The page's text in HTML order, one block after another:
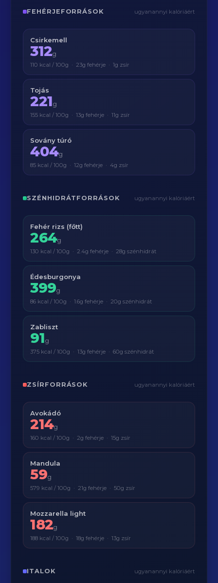
FEHÉRJEFORRÁSOK ugyanannyi kalóriáért
Csirkemell
312g
110 kcal / 100g · 23g fehérje · 1g zsír
Tojás
221g
155 kcal / 100g · 13g fehérje · 11g zsír
Sovány túró
404g
85 kcal / 100g · 12g fehérje · 4g zsír
SZÉNHIDRÁTFORRÁSOK ugyanannyi kalóriáért
Fehér rizs (főtt)
264g
130 kcal / 100g · 2.4g fehérje · 28g szénhidrát
Édesburgonya
399g
86 kcal / 100g · 1.6g fehérje · 20g szénhidrát
Zabliszt
91g
375 kcal / 100g · 13g fehérje · 60g szénhidrát
ZSÍRFORRÁSOK ugyanannyi kalóriáért
Avokádó
214g
160 kcal / 100g · 2g fehérje · 15g zsír
Mandula
59g
579 kcal / 100g · 21g fehérje · 50g zsír
Mozzarella light
182g
188 kcal / 100g · 18g fehérje · 13g zsír
ITALOK ugyanannyi kalóriáért